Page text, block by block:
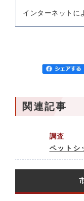
インターネットに
関連記事
調査
ペットシ